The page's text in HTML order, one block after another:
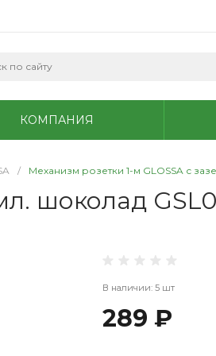
КОМПАНИЯ
/ Механизм розетки 1-м GLOSSA с
шоколад
В наличии: 5 шт
289 ₽